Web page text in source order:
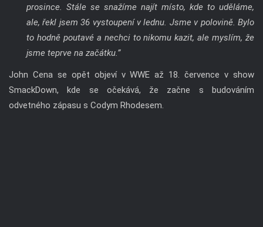
prosince. Stále se snažíme najít místo, kde to uděláme,
ale, řekl jsem 36 vystoupení v lednu. Jsme v polovině. Bylo
to hodně poutavé a nechci to nikomu kazit, ale myslím, že
jsme teprve na začátku.”
John Cena se opět objeví v WWE až 18. července v show
SmackDown, kde se očekává, že začne s budováním
odvetného zápasu s Codym Rhodesem.